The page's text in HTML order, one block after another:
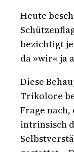
Heute
bezichtigt
da »wir« ja
Diese
Trikolore
Frage
intrinsisch